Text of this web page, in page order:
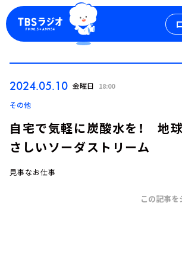
2024.05.10 金曜日 18:00
その他
自宅で気軽に炭酸水を！ 地
さしいソーダストリーム
見事なお仕事
この記事を